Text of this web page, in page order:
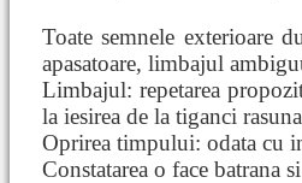
Toate semnele exterioare
apasatoare, limbajul
Limbajul: repetarea
la iesirea de la tiganci
Oprirea timpului: odata cu
Constatarea o face batrana